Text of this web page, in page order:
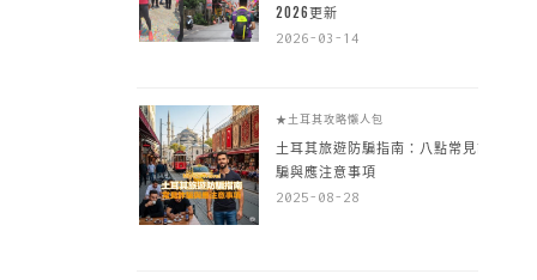
2026更新
2026-03-14
★土耳其攻略懶人包
土耳其旅遊防騙指南：八點常見詐
騙與應注意事項
2025-08-28